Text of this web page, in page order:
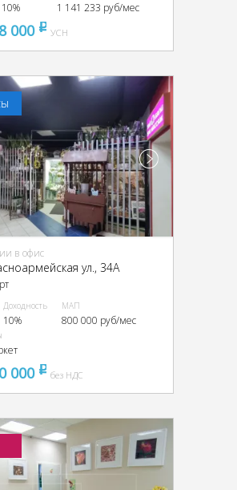
10% 1 141 233 руб/мес
000 pуб
УСН
в офис
ул., 34А
Доходность
10%
МАП
800 000 руб/мес
000 pуббез НДС